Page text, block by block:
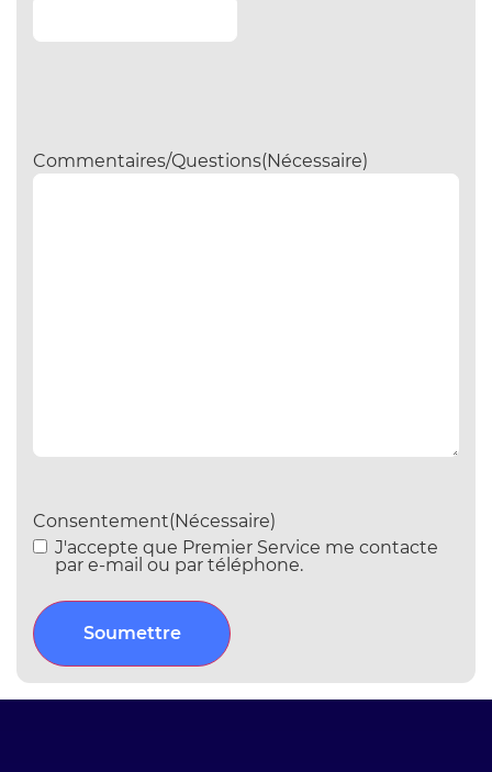
Commentaires/Questions(Nécessaire)
Consentement(Nécessaire)
J'accepte que Premier Service me contacte
par e-mail ou par téléphone.